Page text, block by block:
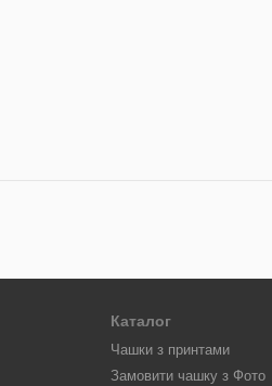
Каталог
Чашки з принтами
Замовити чашку з Фото